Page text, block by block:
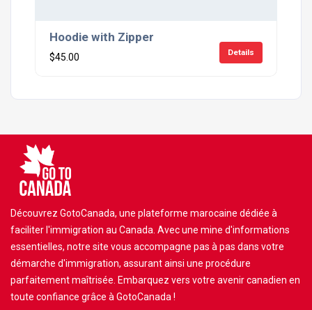
Hoodie with Zipper
$45.00 Details
Découvrez GotoCanada, une plateforme marocaine dédiée à
faciliter l'immigration au Canada. Avec une mine d'informations
essentielles, notre site vous accompagne pas à pas dans votre
démarche d'immigration, assurant ainsi une procédure
parfaitement maîtrisée. Embarquez vers votre avenir canadien en
toute confiance grâce à GotoCanada !